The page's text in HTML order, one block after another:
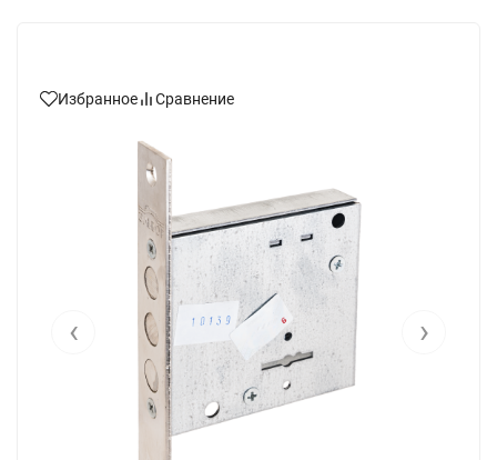
Избранное Сравнение
‹ ›